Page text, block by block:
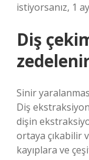
istiyorsanız, 1
Diş
Sinir
Diş
dişin
ortaya çıkabilir
kayıplara ve